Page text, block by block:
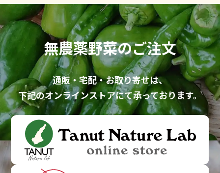
無農薬野菜のご注文
通販・宅配・お取り寄せは、
下記のオンラインストアにて承っております。